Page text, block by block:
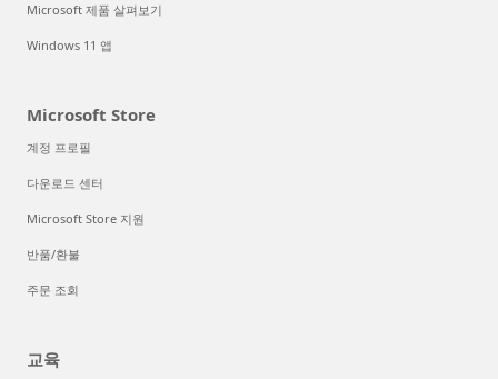
Microsoft 제품 살펴보기
Windows 11 앱
Microsoft Store
계정 프로필
다운로드 센터
Microsoft Store 지원
반품/환불
주문 조회
교육